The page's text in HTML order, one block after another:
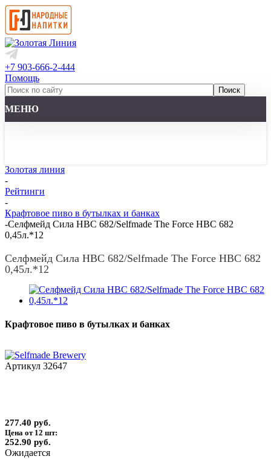
+7 903-666-2-444
Помощь
МЕНЮ
Золотая линия
-
Рейтинги
-
Крафтовое пиво в бутылках и банках
-Селфмейд Сила HBC 682/Selfmade The Force HBC 682
0,45л.*12
Селфмейд Сила HBC 682/Selfmade The Force HBC 682
0,45л.*12
Крафтовое пиво в бутылках и банках
Артикул 32647
277.40 руб.
Цена от 12 шт:
252.90 руб.
Ожидается